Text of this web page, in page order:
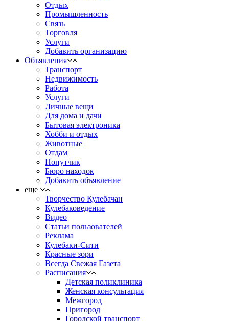
Отдых
Промышленность
Связь
Торговля
Услуги
Добавить организацию
Объявления
Транспорт
Недвижимость
Работа
Услуги
Личные вещи
Для дома и дачи
Бытовая электроника
Хобби и отдых
Животные
Отдам
Попутчик
Бюро находок
Добавить объявление
еще
Творчество Кулебачан
Кулебаковедение
Видео
Статьи пользователей
Реклама
Кулебаки-Сити
Красные зори
Всегда Свежая Газета
Расписания
Детская поликлиника
Женская консультация
Межгород
Пригород
Городской транспорт